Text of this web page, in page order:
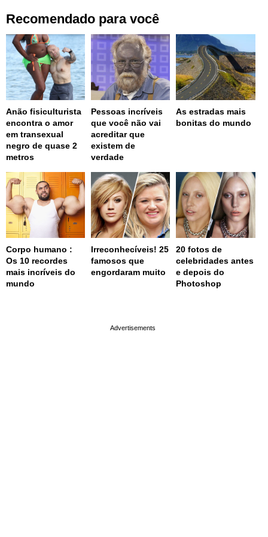
Recomendado para você
Anão fisiculturista
encontra o amor
em transexual
negro de quase 2
metros
Pessoas incríveis
que você não vai
acreditar que
existem de
verdade
As estradas mais
bonitas do mundo
Corpo humano :
Os 10 recordes
mais incríveis do
mundo
Irreconhecíveis! 25
famosos que
engordaram muito
20 fotos de
celebridades antes
e depois do
Photoshop